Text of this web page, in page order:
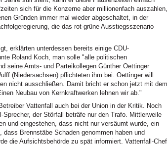
sich für die Konzerne aber millionenfach auszahlen,
Gründen immer mal wieder abgeschaltet, in der
die das rot-grüne Ausstiegsszenario
erklärten unterdessen bereits einige CDU-
Roland Koch, man solle "alle politischen
seine Amts- und Parteikollegen Günther Oettinger
(Niedersachsen) pflichteten ihm bei. Oettinger will
nicht ausschließen. Damit bricht er schon jetzt mit dem
Neubau von Kernkraftwerken lehnen wir ab."
Vattenfall auch bei der Union in der Kritik. Noch
der Störfall beträfe nur den Trafo. Mittlerweile
und eingestehen, dass nicht nur versäumt wurde, ein
dass Brennstäbe Schaden genommen haben und
die Aufsichtsbehörde zu spät informiert. Vattenfall-Chef